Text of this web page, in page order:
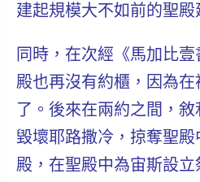
建起規模大不如前的聖殿
同時，在次經《馬加比
殿也再沒有約櫃 ，因為
了。後來在兩約之間，
毀壞耶路撒冷，掠奪聖
殿，在聖殿中為宙斯設